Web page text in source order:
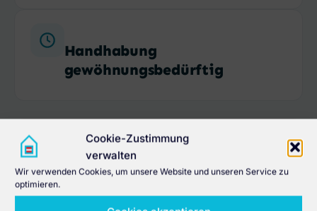
Cookie-Zustimmung
verwalten
Wir verwenden Cookies, um unsere Website und unseren Service zu
optimieren.
Handhabung
gewöhnungsbedürftig